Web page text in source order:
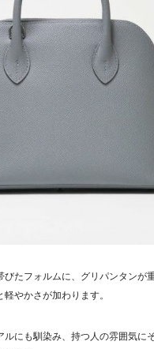
びたフォルムに、グリパンタンが
やかさが加わります。
ルにも馴染み、持つ人の雰囲気に